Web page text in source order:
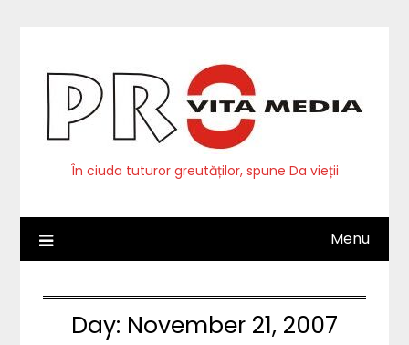
În ciuda tuturor greutăților, spune Da vieții
Menu
Day: November 21, 2007